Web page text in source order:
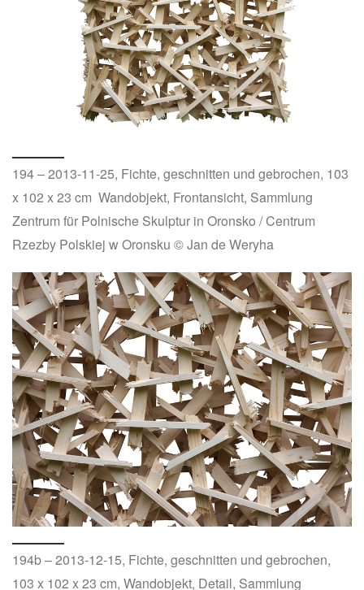
194 – 2013-11-25, Fichte, geschnitten und gebrochen, 103
x 102 x 23 cm Wandobjekt, Frontansicht, Sammlung
Zentrum für Polnische Skulptur in Oronsko / Centrum
Rzezby Polskiej w Oronsku © Jan de Weryha
194b – 2013-12-15, Fichte, geschnitten und gebrochen,
103 x 102 x 23 cm, Wandobjekt, Detail, Sammlung